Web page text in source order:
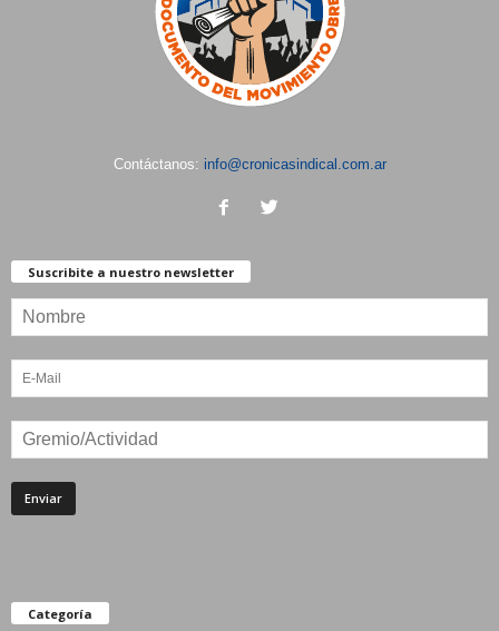
Contáctanos: info@cronicasindical.com.ar
Suscribite a nuestro newsletter
Categoría